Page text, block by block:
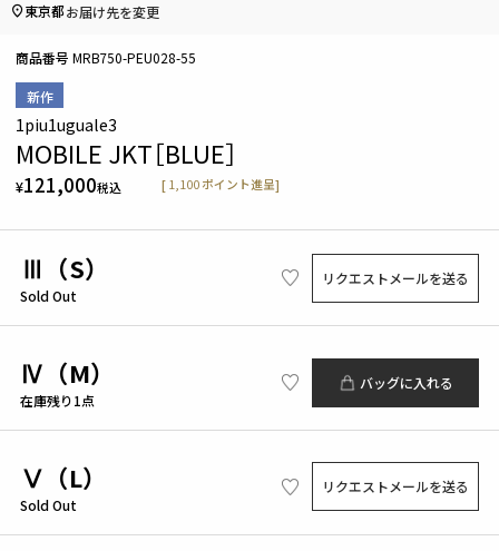
新作
1piu1uguale3
MOBILE JKT［BLUE］
¥121,000税込 [ 1,100 ポイント進呈]
商品番号 MRB750-PEU028-55
Ⅲ（S）
Sold Out
リクエストメールを送る
Ⅳ（M）
在庫残り1点
バッグに入れる
Ⅴ（L）
Sold Out
リクエストメールを送る
東京都お届け先を変更